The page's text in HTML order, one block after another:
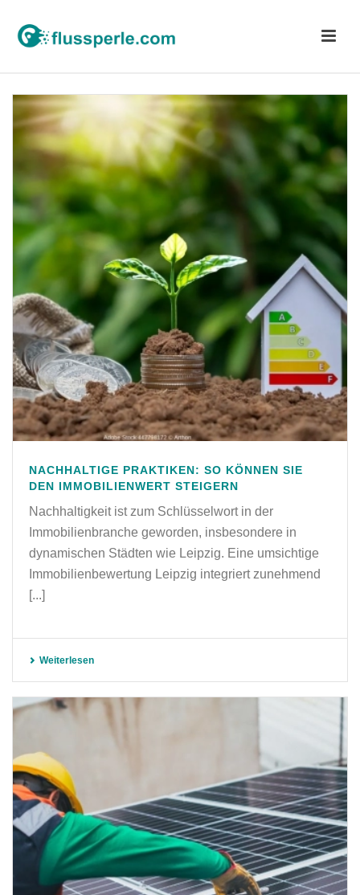
NACHHALTIGE PRAKTIKEN: SO KÖNNEN SIE
DEN IMMOBILIENWERT STEIGERN
Nachhaltigkeit ist zum Schlüsselwort in der
Immobilienbranche geworden, insbesondere in
dynamischen Städten wie Leipzig. Eine umsichtige
Immobilienbewertung Leipzig integriert zunehmend
[...]
Weiterlesen